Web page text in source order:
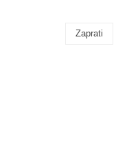
Zaprati